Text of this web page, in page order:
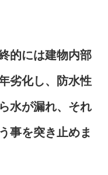
的には建物内部
劣化し、防水性
水が漏れ、それ
事を突き止めま